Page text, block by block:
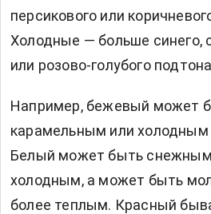
персикового или
Холодные — больше синего,
или розово-голубого
Например, бежевый может
карамельным или
Белый может быть
холодным, а может быть
более теплым. Красный